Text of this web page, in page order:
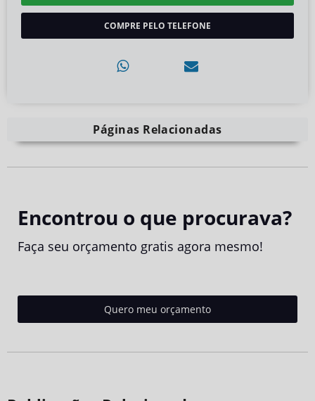
COMPRE PELO TELEFONE
Páginas Relacionadas
Encontrou o que procurava?
Faça seu orçamento gratis agora mesmo!
Quero meu orçamento